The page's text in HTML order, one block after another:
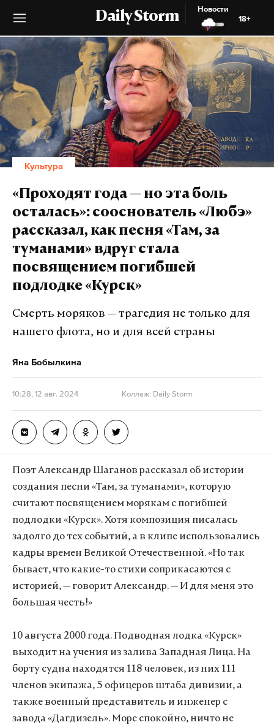
Daily Storm
Новости
18+
Культура
«Проходят года — но эта боль
осталась»: сооснователь «Любэ»
рассказал, как песня «Там, за
туманами» вдруг стала
посвящением погибшей
подлодке «Курск»
Смерть моряков — трагедия не только для
нашего флота, но и для всей страны
Яна Бобылкина
10:28, 12 авг. 2024 Коллаж: Daily Storm
Поэт Александр Шаганов рассказал об истории
создания песни «Там, за туманами», которую
считают посвящением морякам с погибшей
подлодки «Курск». Хотя композиция писалась
задолго до тех событий, а в клипе использовались
кадры времен Великой Отечественной. «Но так
бывает, что какие-то стихи соприкасаются с
историей,— говорит Александр.— И для меня это
большая честь!»
10 августа 2000 года. Подводная лодка «Курск»
выходит на учения из залива Западная Лица. На
борту судна находятся 118 человек, из них 111
членов экипажа, 5 офицеров штаба дивизии, а
также военный представитель и инженер с
завода «Дагдизель». Море спокойно, ничто не